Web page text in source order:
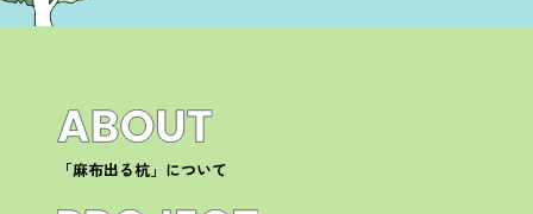
「麻布出る杭」について